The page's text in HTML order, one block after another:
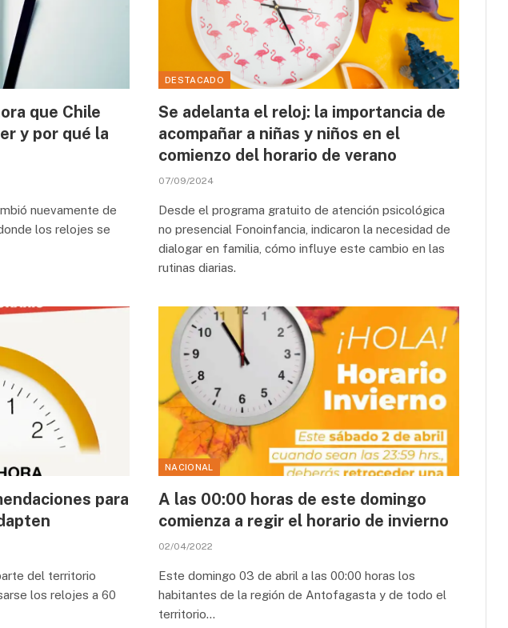
que Chile
y por qué la
nuevamente de
los relojes se
DESTACADO
Se adelanta el reloj: la importancia de
acompañar a niñas y niños en el
comienzo del horario de verano
07/09/2024
Desde el programa gratuito de atención psicológica
no presencial Fonoinfancia, indicaron la necesidad de
dialogar en familia, cómo influye este cambio en las
rutinas diarias.
para
del territorio
los relojes a 60
NACIONAL
A las 00:00 horas de este domingo
comienza a regir el horario de invierno
02/04/2022
Este domingo 03 de abril a las 00:00 horas los
habitantes de la región de Antofagasta y de todo el
territorio…